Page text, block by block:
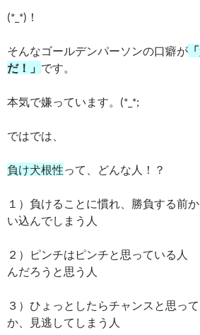
(*_*)！
そんなゴールデンパーソンの口癖が
だ！」 です。
本気で嫌っています。(*_*;
ではでは、
負け犬根性って、どんな人！？
１）負けることに慣れ、勝負する前
い込んでしまう人
２）ピンチはピンチと思っている
んだろうと思う人
３）ひょっとしたらチャンスと思っ
か、見逃してしまう人